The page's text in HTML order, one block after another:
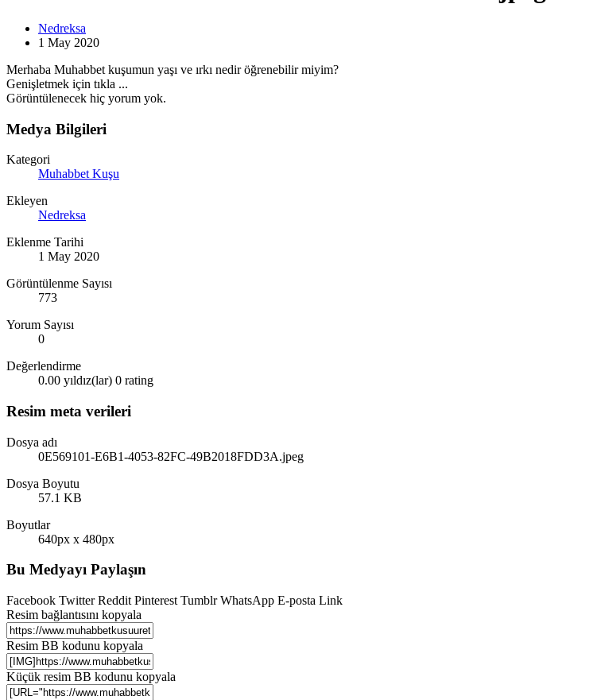
Nedreksa
1 May 2020
Merhaba Muhabbet kuşumun yaşı ve ırkı nedir öğrenebilir miyim?
Genişletmek için tıkla ...
Görüntülenecek hiç yorum yok.
Medya Bilgileri
Kategori
Muhabbet Kuşu
Ekleyen
Nedreksa
Eklenme Tarihi
1 May 2020
Görüntülenme Sayısı
773
Yorum Sayısı
0
Değerlendirme
0.00 yıldız(lar) 0 rating
Resim meta verileri
Dosya adı
0E569101-E6B1-4053-82FC-49B2018FDD3A.jpeg
Dosya Boyutu
57.1 KB
Boyutlar
640px x 480px
Bu Medyayı Paylaşın
Facebook Twitter Reddit Pinterest Tumblr WhatsApp E-posta Link
Resim bağlantısını kopyala
Resim BB kodunu kopyala
Küçük resim BB kodunu kopyala